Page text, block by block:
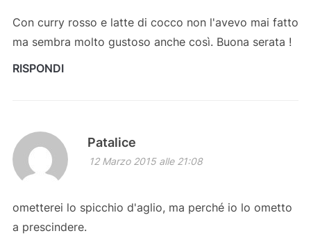
Con curry rosso e latte di cocco non l'avevo mai fatto
ma sembra molto gustoso anche così. Buona serata !
RISPONDI
Patalice
12 Marzo 2015 alle 21:08
ometterei lo spicchio d'aglio, ma perché io lo ometto
a prescindere.